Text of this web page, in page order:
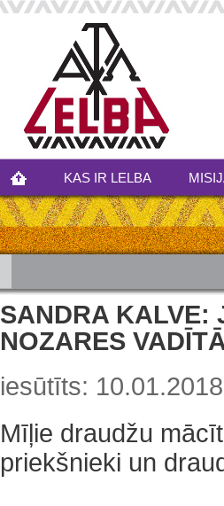
KAS IR LELBA
SANDRA KALVE:
NOZARES
iesūtīts: 10.01.2018
Mīļie draudžu
priekšnieki un